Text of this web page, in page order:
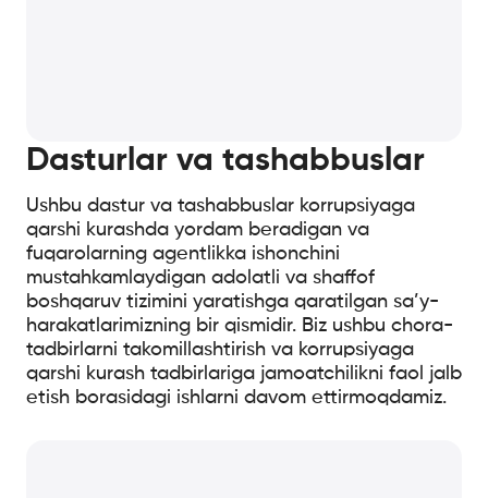
Dasturlar va tashabbuslar
Ushbu dastur va tashabbuslar korrupsiyaga
qarshi kurashda yordam beradigan va
fuqarolarning agentlikka ishonchini
mustahkamlaydigan adolatli va shaffof
boshqaruv tizimini yaratishga qaratilgan sa’y-
harakatlarimizning bir qismidir. Biz ushbu chora-
tadbirlarni takomillashtirish va korrupsiyaga
qarshi kurash tadbirlariga jamoatchilikni faol jalb
etish borasidagi ishlarni davom ettirmoqdamiz.